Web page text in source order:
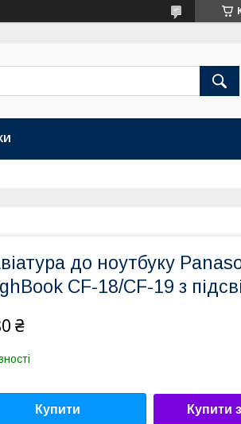
до ноутбуку
CF-18/CF-19 з
₴
Купити Купити з